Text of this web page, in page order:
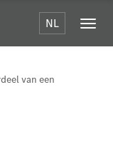
NL
van een